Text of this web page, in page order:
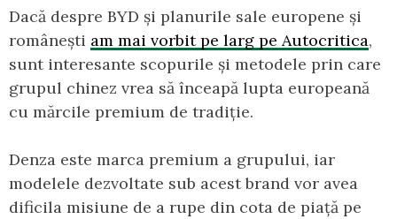
Dacă despre BYD și planurile sale europene și
românești am mai vorbit pe larg pe Autocritica,
sunt interesante scopurile și metodele prin care
grupul chinez vrea să înceapă lupta europeană
cu mărcile premium de tradiție.
Denza este marca premium a grupului, iar
modelele dezvoltate sub acest brand vor avea
dificila misiune de a rupe din cota de piață pe